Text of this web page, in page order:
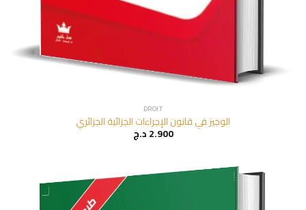
DROIT
الوجيز في قانون الإجراءات الجزائية الجزائري
2.900د.ج